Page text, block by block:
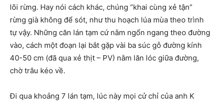
lõi rừng. Hay nói cách khác, chúng “khai cùng xẻ tận”
rừng già không để sót, như thu hoạch lúa mùa theo trình
tự vậy. Những căn lán tạm cứ nằm ngổn ngang theo đường
vào, cách một đoạn lại bắt gặp vài ba súc gỗ đường kính
40-50 cm (đã qua xẻ thịt – PV) nằm lăn lóc giữa đường,
chờ trâu kéo về.
Đi qua khoảng 7 lán tạm, lúc này mọi cử chỉ của anh K